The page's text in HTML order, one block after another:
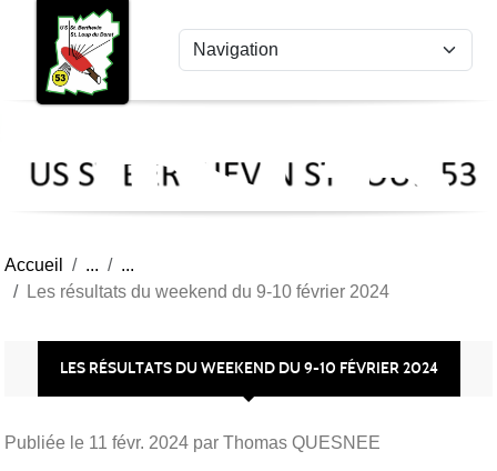
US
St
53
Accueil
Les résultats du weekend du 9-10 février 2024
LES RÉSULTATS DU WEEKEND DU 9-10 FÉVRIER 2024
Publiée le 11 févr. 2024 par Thomas QUESNEE
Panneau de gestion des cookies